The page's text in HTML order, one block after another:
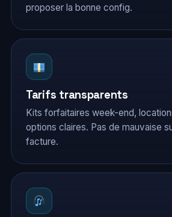
proposer la bonne config.
Tarifs transparents
Kits forfaitaires week-end,
options claires. Pas de mauvaise
facture.